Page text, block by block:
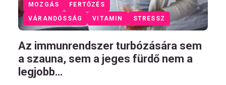
VÁRANDÓSSÁG VITAMIN STRESSZ
MOZGÁS FERTŐZÉS
Az immunrendszer turbózására sem
a szauna, sem a jeges fürdő nem a
legjobb…